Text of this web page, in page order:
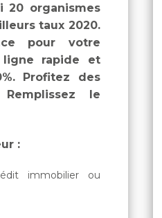
20 organismes
taux 2020.
pour votre
ligne rapide et
Profitez des
le
:
immobilier ou